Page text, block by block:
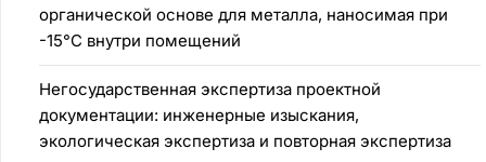
органической основе для металла, наносимая при
-15°C внутри помещений
Негосударственная экспертиза проектной
документации: инженерные изыскания,
экологическая экспертиза и повторная экспертиза